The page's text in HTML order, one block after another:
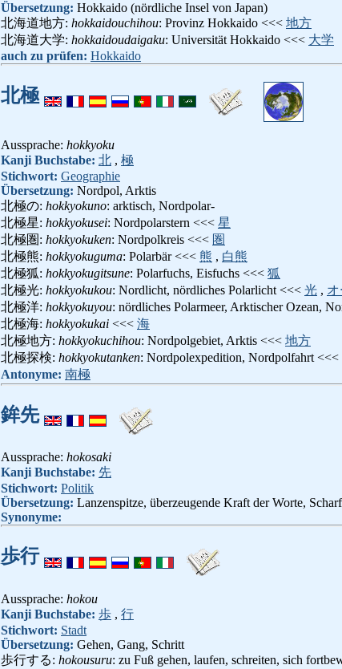
Übersetzung: Hokkaido (nördliche Insel von Japan)
北海道地方: hokkaidouchihou: Provinz Hokkaido <<< 地方
北海道大学: hokkaidoudaigaku: Universität Hokkaido <<< 大学
auch zu prüfen: Hokkaido
北極
Aussprache: hokkyoku
Kanji Buchstabe: 北 , 極
Stichwort: Geographie
Übersetzung: Nordpol, Arktis
北極の: hokkyokuno: arktisch, Nordpolar-
北極星: hokkyokusei: Nordpolarstern <<< 星
北極圏: hokkyokuken: Nordpolkreis <<< 圏
北極熊: hokkyokuguma: Polarbär <<< 熊 , 白熊
北極狐: hokkyokugitsune: Polarfuchs, Eisfuchs <<< 狐
北極光: hokkyokukou: Nordlicht, nördliches Polarlicht <<< 光 ,
北極洋: hokkyokuyou: nördliches Polarmeer, Arktischer Ozean,
北極海: hokkyokukai <<< 海
北極地方: hokkyokuchihou: Nordpolgebiet, Arktis <<< 地方
北極探検: hokkyokutanken: Nordpolexpedition, Nordpolfahrt <<<
Antonyme: 南極
鉾先
Aussprache: hokosaki
Kanji Buchstabe: 先
Stichwort: Politik
Übersetzung: Lanzenspitze, überzeugende Kraft der Worte,
Synonyme:
歩行
Aussprache: hokou
Kanji Buchstabe: 歩 , 行
Stichwort: Stadt
Übersetzung: Gehen, Gang, Schritt
歩行する: hokousuru: zu Fuß gehen, laufen, schreiten, sich